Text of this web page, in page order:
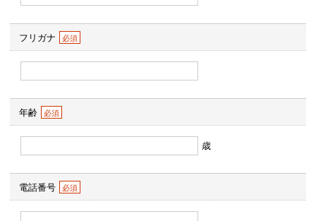
フリガナ
年齢
歳
電話番号